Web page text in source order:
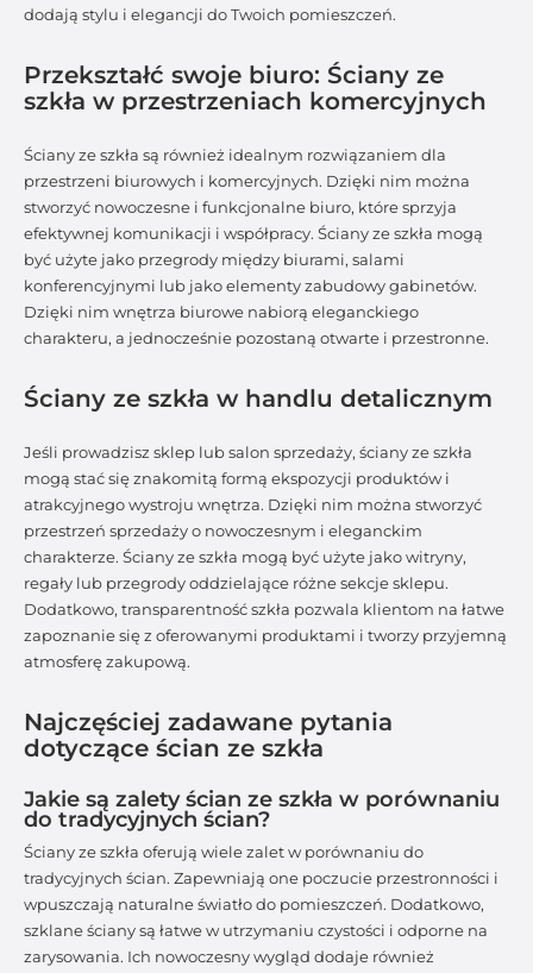
dodają stylu i elegancji do Twoich pomieszczeń.
Przekształć swoje biuro: Ściany ze
szkła w przestrzeniach komercyjnych
Ściany ze szkła są również idealnym rozwiązaniem dla
przestrzeni biurowych i komercyjnych. Dzięki nim można
stworzyć nowoczesne i funkcjonalne biuro, które sprzyja
efektywnej komunikacji i współpracy. Ściany ze szkła mogą
być użyte jako przegrody między biurami, salami
konferencyjnymi lub jako elementy zabudowy gabinetów.
Dzięki nim wnętrza biurowe nabiorą eleganckiego
charakteru, a jednocześnie pozostaną otwarte i przestronne.
Ściany ze szkła w handlu detalicznym
Jeśli prowadzisz sklep lub salon sprzedaży, ściany ze szkła
mogą stać się znakomitą formą ekspozycji produktów i
atrakcyjnego wystroju wnętrza. Dzięki nim można stworzyć
przestrzeń sprzedaży o nowoczesnym i eleganckim
charakterze. Ściany ze szkła mogą być użyte jako witryny,
regały lub przegrody oddzielające różne sekcje sklepu.
Dodatkowo, transparentność szkła pozwala klientom na łatwe
zapoznanie się z oferowanymi produktami i tworzy przyjemną
atmosferę zakupową.
Najczęściej zadawane pytania
dotyczące ścian ze szkła
Jakie są zalety ścian ze szkła w porównaniu
do tradycyjnych ścian?
Ściany ze szkła oferują wiele zalet w porównaniu do
tradycyjnych ścian. Zapewniają one poczucie przestronności i
wpuszczają naturalne światło do pomieszczeń. Dodatkowo,
szklane ściany są łatwe w utrzymaniu czystości i odporne na
zarysowania. Ich nowoczesny wygląd dodaje również